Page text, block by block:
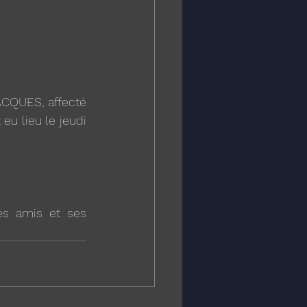
affecté
eu lieu le jeudi
amis et ses